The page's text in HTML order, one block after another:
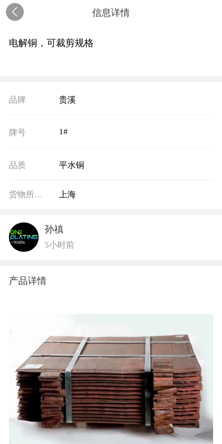
信息详情
电解铜，可裁剪规格
品牌 贵溪
牌号 1#
品质 平水铜
货物所在地 上海
孙禛
5小时前
产品详情